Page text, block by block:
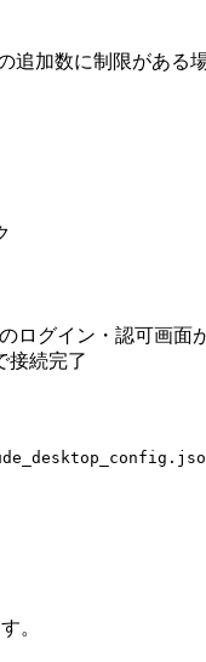
追加数に制限がある
ログイン・認可画面
接続完了
。